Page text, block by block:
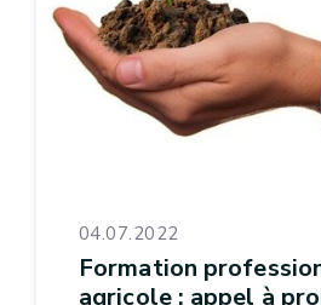
04.07.2022
Formation
agricole : appel à